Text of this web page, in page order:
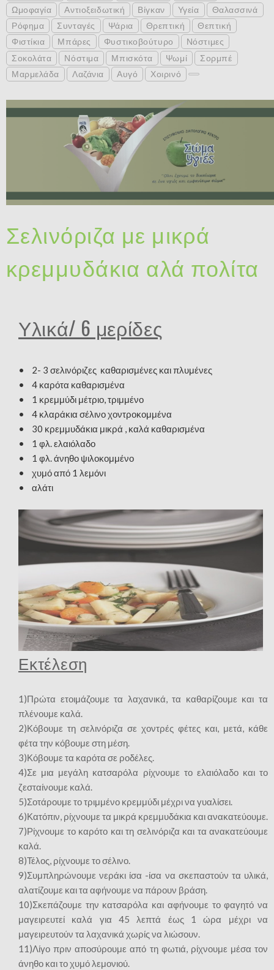
Ωμοφαγία Αντιοξειδωτική Βίγκαν Υγεία
Θαλασσινά
Ρόφημα
Συνταγές Ψάρια Θρεπτική
Θεπτική
Φιστίκια
Μπάρες Φυστικοβούτυρο
Νόστιμες
Σοκολάτα
Νόστιμα Μπισκότα Ψωμί
Σορμπέ
Μαρμελάδα
Λαζάνια Αυγό Χοιρινό
Σελινόριζα με μικρά
κρεμμυδάκια αλά πολίτα
Υλικά/ 6 μερίδες
• 2- 3 σελινόριζες καθαρισμένες και πλυμένες
• 4 καρότα καθαρισμένα
• 1 κρεμμύδι μέτριο, τριμμένο
• 4 κλαράκια σέλινο χοντροκομμένα
• 30 κρεμμυδάκια μικρά , καλά καθαρισμένα
• 1 φλ. ελαιόλαδο
• 1 φλ. άνηθο ψιλοκομμένο
• χυμό από 1 λεμόνι
• αλάτι
Εκτέλεση
1)Πρώτα ετοιμάζουμε τα λαχανικά, τα καθαρίζουμε και τα
πλένουμε καλά.
2)Κόβουμε τη σελινόριζα σε χοντρές φέτες και, μετά, κάθε
φέτα την κόβουμε στη μέση.
3)Κόβουμε τα καρότα σε ροδέλες.
4)Σε μια μεγάλη κατσαρόλα ρίχνουμε το ελαιόλαδο και το
ζεσταίνουμε καλά.
5)Σοτάρουμε το τριμμένο κρεμμύδι μέχρι να γυαλίσει.
6)Κατόπιν, ρίχνουμε τα μικρά κρεμμυδάκια και ανακατεύουμε.
7)Ρίχνουμε το καρότο και τη σελινόριζα και τα ανακατεύουμε
καλά.
8)Τέλος, ρίχνουμε το σέλινο.
9)Συμπληρώνουμε νεράκι ίσα -ίσα να σκεπαστούν τα υλικά,
αλατίζουμε και τα αφήνουμε να πάρουν βράση.
10)Σκεπάζουμε την κατσαρόλα και αφήνουμε το φαγητό να
μαγειρευτεί καλά για 45 λεπτά έως 1 ώρα μέχρι να
μαγειρευτούν τα λαχανικά χωρίς να λιώσουν.
11)Λίγο πριν αποσύρουμε από τη φωτιά, ρίχνουμε μέσα τον
άνηθο και το χυμό λεμονιού.